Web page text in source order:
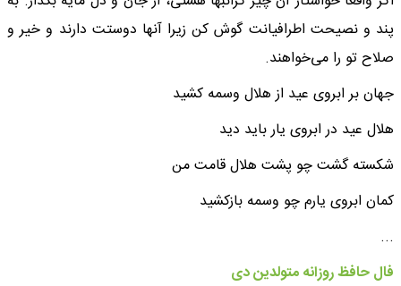
پند و نصیحت اطرافیانت گوش کن زیرا آنها دوستت دارند و خیر و
صلاح تو را می‌خواهند.
جهان بر ابروی عید از هلال وسمه کشید
هلال عید در ابروی یار باید دید
شکسته گشت چو پشت هلال قامت من
کمان ابروی یارم چو وسمه بازکشید
...
فال حافظ روزانه متولدین دی